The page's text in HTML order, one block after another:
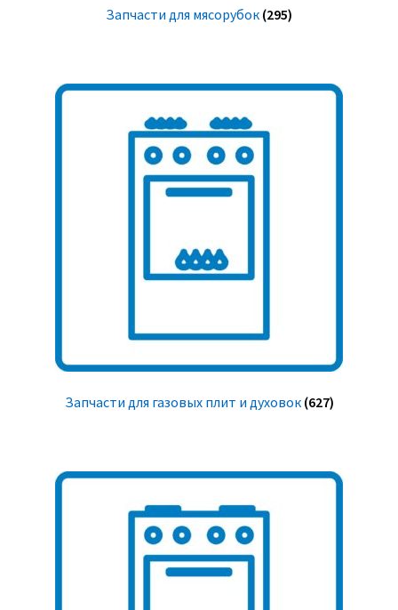
Запчасти для мясорубок (295)
Запчасти для газовых плит и духовок (627)